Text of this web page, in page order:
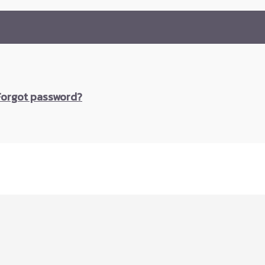
password?